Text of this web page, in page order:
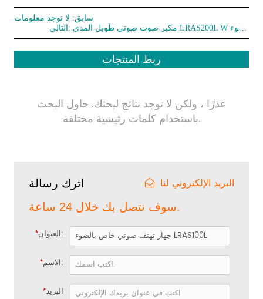
سابق: لا توجد معلومات
التالي:
مكبر صوت صوتي طويل المدى LRAS200L W مع ضوء
ربط المنتجات
عذرًا ، ولكن لا توجد نتائج لبحثك. حاول البحث
باستخدام كلمات رئيسية مختلفة.
اترك رسالة البريد الإلكتروني لنا
سوف نتصل بك خلال 24 ساعة.
* العنوان:
* الاسم:
*البريد